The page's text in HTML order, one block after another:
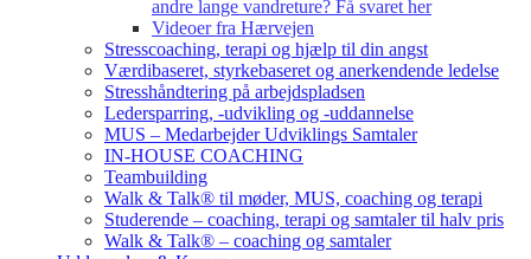
andre lange vandreture? Få svaret her
Videoer fra Hærvejen
Stresscoaching, terapi og hjælp til din angst
Værdibaseret, styrkebaseret og anerkendende ledelse
Stresshåndtering på arbejdspladsen
Ledersparring, -udvikling og -uddannelse
MUS – Medarbejder Udviklings Samtaler
IN-HOUSE COACHING
Teambuilding
Walk & Talk® til møder, MUS, coaching og terapi
Studerende – coaching, terapi og samtaler til halv pris
Walk & Talk® – coaching og samtaler